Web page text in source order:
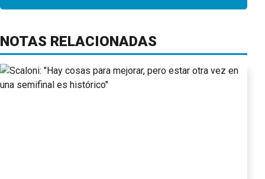
NOTAS RELACIONADAS